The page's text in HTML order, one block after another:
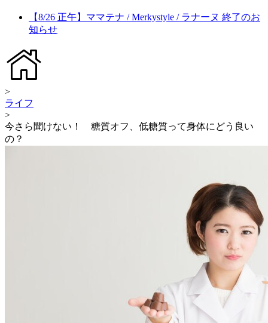
【8/26 正午】ママテナ / Merkystyle / ラナーヌ 終了のお
知らせ
>
ライフ
>
今さら聞けない！ 糖質オフ、低糖質って身体にどう良い
の？